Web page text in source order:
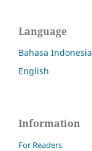
Language
Bahasa Indonesia
English
Information
For Readers